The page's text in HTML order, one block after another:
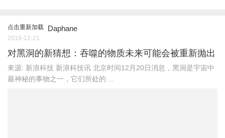
点击重新加载 Daphane
2018-12-21
对黑洞的新猜想：吞噬的物质未来可能会被重新抛出
來源: 新浪科技 新浪科技讯 北京时间12月20日消息，黑洞是宇宙中
最神秘的事物之一，它们所处的 ...